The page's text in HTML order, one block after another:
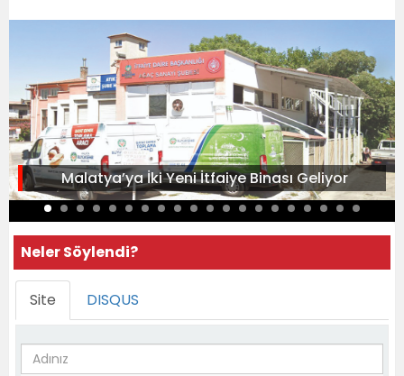
Malatya’ya İki Yeni İtfaiye Binası Geliyor
Neler Söylendi?
Site DISQUS